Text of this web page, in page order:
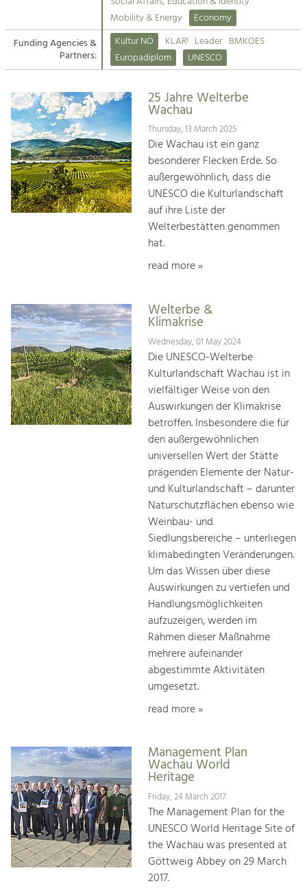
Suche
Impressum
Kontakt
Tourism
Offer Development and Positioning
Art & Culture
Crafts, Science and Research.
Social Affairs, Education
& Identity
Equality, Youth and Integration.
Climate Change, Public Transport and
Increase in Regional Value Added.
Mobility & Energy
Economy
Funding Agencies &
Partners:
Kultur NÖ KLAR! Leader BMKOES
Europadiplom
UNESCO
25 Jahre Welterbe
Wachau
Thursday, 13 March 2025
Die Wachau ist ein ganz
besonderer Flecken Erde. So
außergewöhnlich, dass die
UNESCO die Kulturlandschaft
auf ihre Liste der
Welterbestätten genommen
hat.
read more »
Welterbe &
Klimakrise
Wednesday, 01 May 2024
Die UNESCO-Welterbe
Kulturlandschaft Wachau ist in
vielfältiger Weise von den
Auswirkungen der Klimakrise
betroffen. Insbesondere die für
den außergewöhnlichen
universellen Wert der Stätte
prägenden Elemente der Natur-
und Kulturlandschaft – darunter
Naturschutzflächen ebenso wie
Weinbau- und
Siedlungsbereiche – unterliegen
klimabedingten Veränderungen.
Um das Wissen über diese
Auswirkungen zu vertiefen und
Handlungsmöglichkeiten
aufzuzeigen, werden im
Rahmen dieser Maßnahme
mehrere aufeinander
abgestimmte Aktivitäten
umgesetzt.
read more »
Management Plan
Wachau World
Heritage
Friday, 24 March 2017
The Management Plan for the
UNESCO World Heritage Site of
the Wachau was presented at
Göttweig Abbey on 29 March
2017.